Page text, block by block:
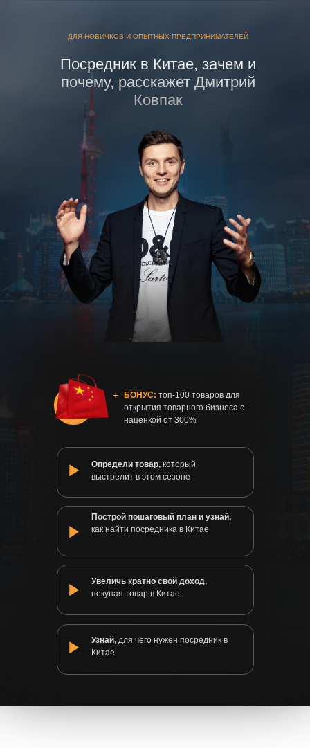
Определи товар, который
выстрелит в этом сезоне
Построй пошаговый план и узнай,
как найти посредника в Китае
Увеличь кратно свой доход,
покупая товар в Китае
Узнай, для чего нужен посредник в
Китае
БОНУС: топ-100 товаров для
открытия товарного бизнеса с
наценкой от 300%
+
ДЛЯ НОВИЧКОВ И ОПЫТНЫХ ПРЕДПРИНИМАТЕЛЕЙ
Посредник в Китае, зачем и
почему, расскажет Дмитрий
Ковпак